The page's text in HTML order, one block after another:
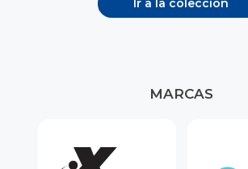
Ir a la colección
MARCAS